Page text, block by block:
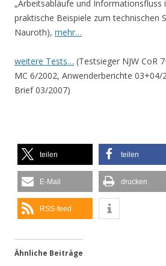
„Arbeitsabläufe und Informationsfluss
praktische Beispiele zum technischen
Nauroth), mehr…
weitere Tests… (Testsieger NJW CoR
MC 6/2002, Anwenderberichte 03+04/
Brief 03/2007)
teilen teilen
E-Mail drucken
RSS-feed
Ähnliche Beiträge